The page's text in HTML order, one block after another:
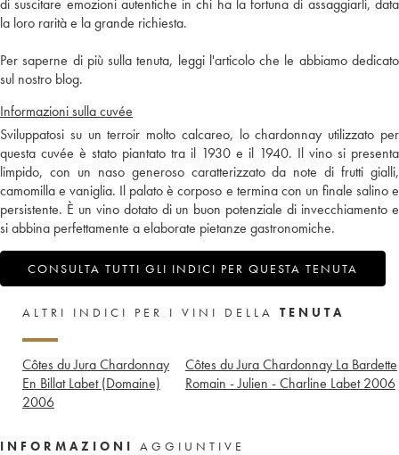
di suscitare emozioni autentiche in chi ha la fortuna di assaggiarli, data
la loro rarità e la grande richiesta.
Per saperne di più sulla tenuta, leggi l'articolo che le abbiamo dedicato
sul nostro blog.
Informazioni sulla cuvée
Sviluppatosi su un terroir molto calcareo, lo chardonnay utilizzato per
questa cuvée è stato piantato tra il 1930 e il 1940. Il vino si presenta
limpido, con un naso generoso caratterizzato da note di frutti gialli,
camomilla e vaniglia. Il palato è corposo e termina con un finale salino e
persistente. È un vino dotato di un buon potenziale di invecchiamento e
si abbina perfettamente a elaborate pietanze gastronomiche.
CONSULTA TUTTI GLI INDICI PER QUESTA TENUTA
ALTRI INDICI PER I VINI DELLA TENUTA
Côtes du Jura Chardonnay
En Billat Labet (Domaine)
2006
Côtes du Jura Chardonnay La Bardette
Romain - Julien - Charline Labet 2006
INFORMAZIONI AGGIUNTIVE